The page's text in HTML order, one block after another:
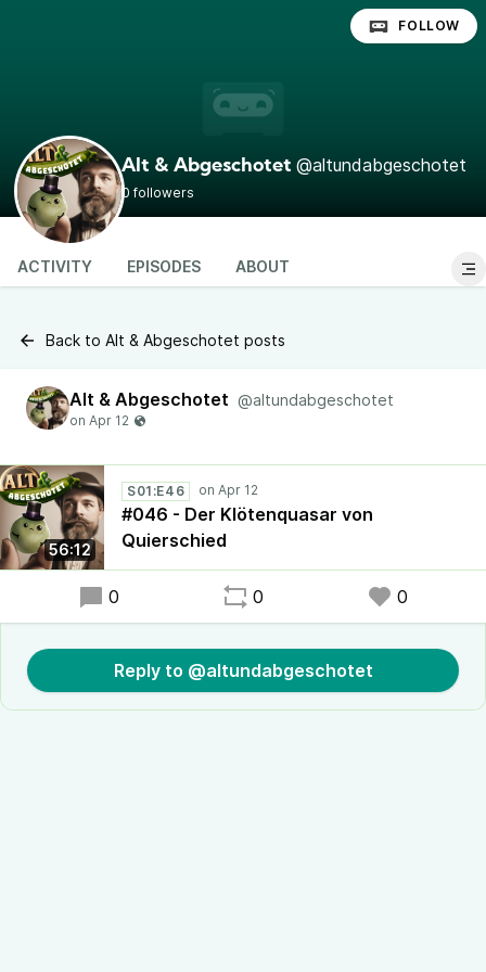
Alt & Abgeschotet @altundabgeschotet
0 followers
FOLLOW
ACTIVITY EPISODES ABOUT
Back to Alt & Abgeschotet posts
Alt & Abgeschotet @altundabgeschotet
56:12
S01:E46
#046 - Der Klötenquasar von
Quierschied
0 0 0
Reply to @altundabgeschotet